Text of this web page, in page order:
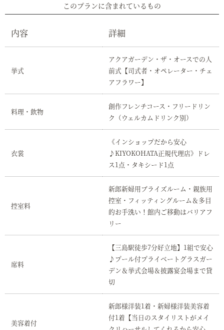
このプランに含まれているもの
内容 詳細
挙式
アクアガーデン・ザ・オースでの人
前式【司式者・オペレーター・チェ
アフラワー】
料理・飲物
創作フレンチコース・フリードリン
ク（ウェルカムドリンク別）
衣裳
《インショップだから安心
♪KIYOKOHATA正規代理店》ドレ
ス1点・タキシード1点
控室料
新郎新婦用ブライズルーム・親族用
控室・フィッティングルーム＆多目
的お手洗い！館内ご移動はバリアフ
リー
席料
【三島駅徒歩7分好立地】1組で安心
♪プール付プライベートグラスガー
デン＆挙式会場＆披露宴会場まで貸
切
美容着付
新郎様洋装1着・新婦様洋装美容着
付1着【当日のスタイリストがメイ